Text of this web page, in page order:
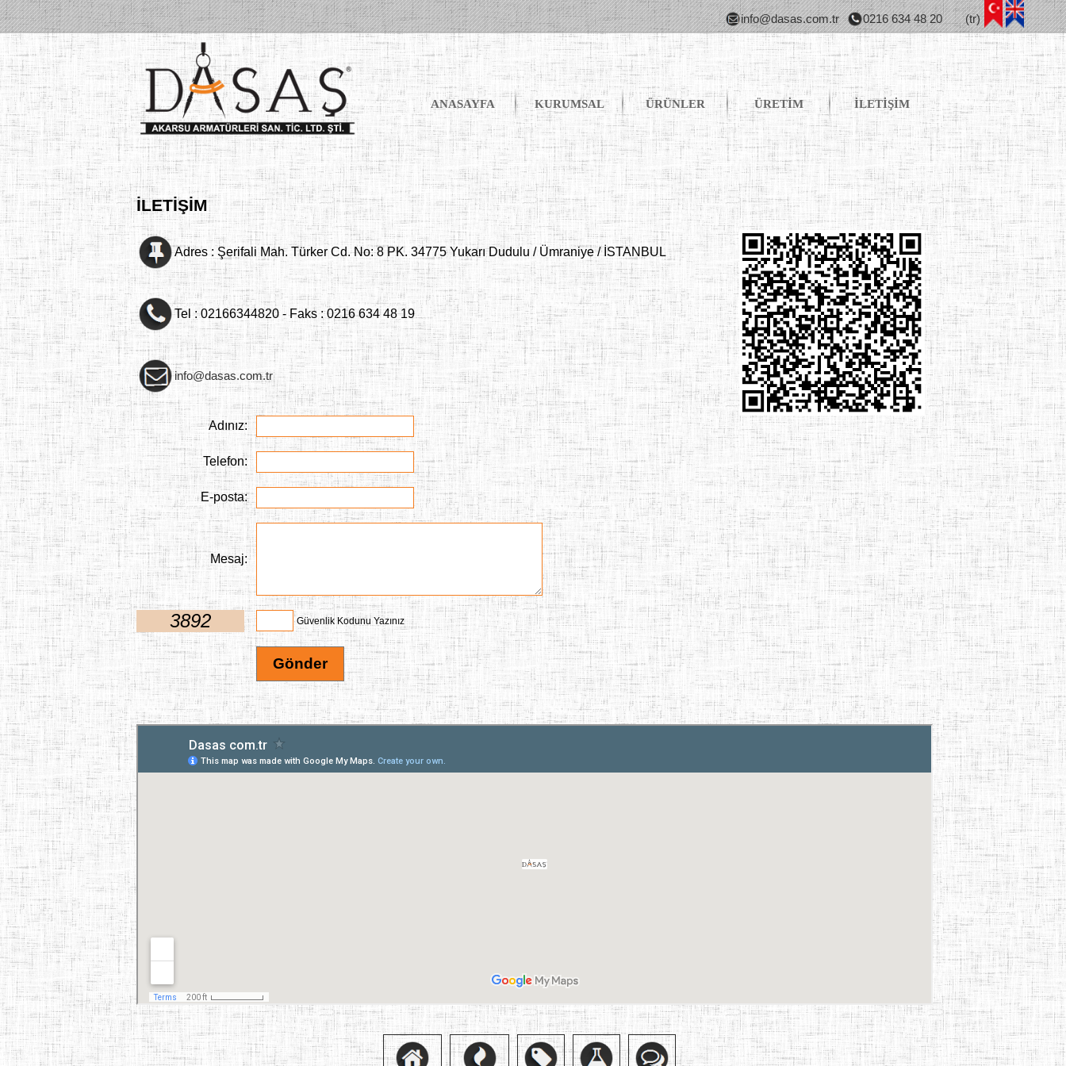
info@dasas.com.tr 0216 634 48 20 (tr)
ANASAYFA KURUMSAL ÜRÜNLER ÜRETİM İLETİŞİM
İLETİŞİM
Adres : Şerifali Mah. Türker Cd. No: 8 PK. 34775 Yukarı Dudulu / Ümraniye / İSTANBUL
Tel : 02166344820 - Faks : 0216 634 48 19
info@dasas.com.tr
Adınız:
Telefon:
E-posta:
Mesaj:
3892 Güvenlik Kodunu Yazınız